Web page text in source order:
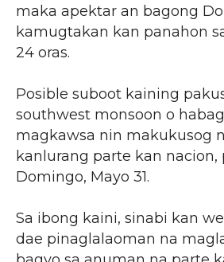
maka apektar an bagong
kamugtakan kan panahon
24 oras.
Posible suboot kaining
southwest monsoon o
magkawsa nin makukusog
kanlurang parte kan nacion,
Domingo, Mayo 31.
Sa ibong kaini, sinabi kan
dae pinaglalaoman na